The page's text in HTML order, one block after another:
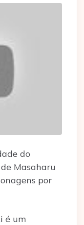
do
Masaharu
por
é um